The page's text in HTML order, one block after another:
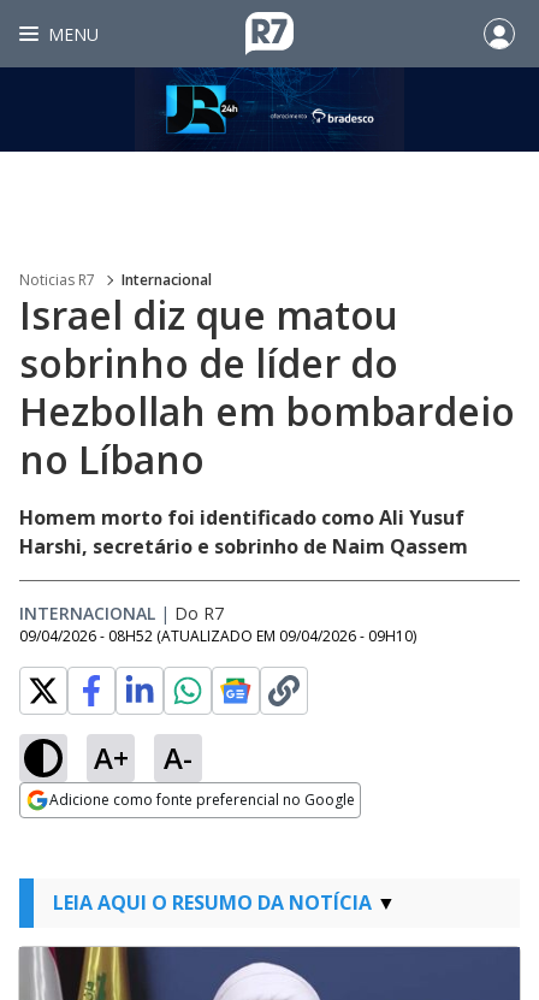
MENU
Noticias R7 Internacional
Israel diz que matou
sobrinho de líder do
Hezbollah em bombardeio
no Líbano
Homem morto foi identificado como Ali Yusuf
Harshi, secretário e sobrinho de Naim Qassem
INTERNACIONAL | Do R7
09/04/2026 - 08H52 (ATUALIZADO EM 09/04/2026 - 09H10)
A+ A-
Adicione como fonte preferencial no Google
LEIA AQUI O RESUMO DA NOTÍCIA